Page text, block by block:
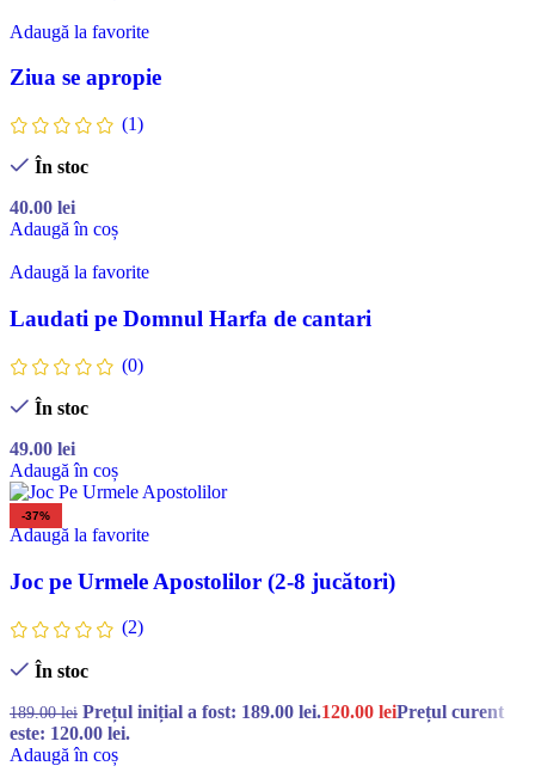
Adaugă la favorite
Ziua se apropie
(1)
În stoc
40.00 lei
Adaugă în coș
Adaugă la favorite
Laudati pe Domnul Harfa de cantari
(0)
În stoc
49.00 lei
Adaugă în coș
-37%
Adaugă la favorite
Joc pe Urmele Apostolilor (2-8 jucători)
(2)
În stoc
189.00lei Prețul inițial a fost: 189.00 lei.120.00 leiPrețul curent
este: 120.00 lei.
Adaugă în coș